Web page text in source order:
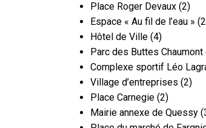
Place Roger Devaux (2)
Espace « Au fil de l’eau »
Hôtel de Ville (4)
Parc des Buttes Chaumont
Complexe sportif Léo
Village d’entreprises (2)
Place Carnegie (2)
Mairie annexe de Quessy